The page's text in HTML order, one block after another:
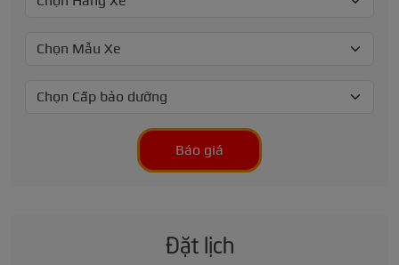
Báo giá
Đặt lịch